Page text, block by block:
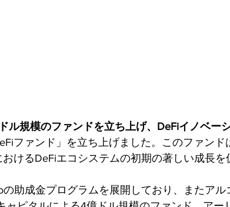
ル規模のファンドを立ち上げ、DeFiイノベー
ファンド」を立ち上げました。このファンド
けるDeFiエコシステムの初期の著しい成長を
助成金プログラムを展開しており、またアル